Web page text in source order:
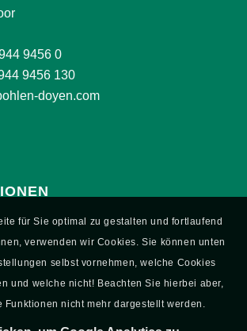
9456 0
9456 130
doyen.com
für Sie optimal zu gestalten und fortlaufend
verwenden wir Cookies. Sie können unten
selbst vornehmen, welche Cookies
und welche nicht! Beachten Sie hierbei aber,
Funktionen nicht mehr dargestellt werden.